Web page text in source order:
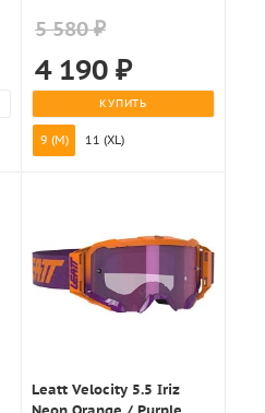
5 580 ₽
4 190 ₽
КУПИТЬ
9 (M) 11 (XL)
Leatt Velocity 5.5 Iriz